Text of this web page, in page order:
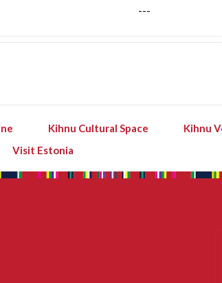
---
Kihnu Cultural Space Kihnu
Visit Estonia